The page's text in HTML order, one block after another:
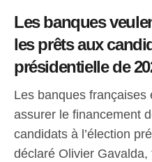
Les banques
les prêts aux
présidentielle de
Les banques
assurer le financement
candidats à l’élection
déclaré Olivier